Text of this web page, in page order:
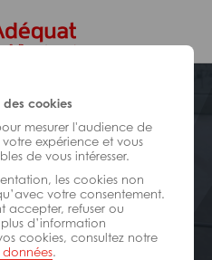
des cookies
mesurer l'audience de
expérience et vous
de vous intéresser.
les cookies non
votre consentement.
accepter, refuser ou
d’information
cookies, consultez notre
.
PUBLICS
H/F